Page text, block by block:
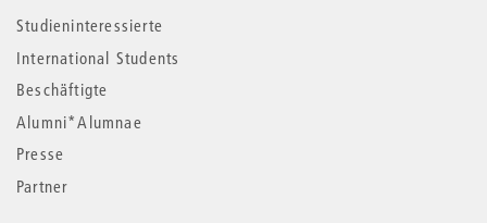
Studieninteressierte
International Students
Beschäftigte
Alumni*Alumnae
Presse
Partner